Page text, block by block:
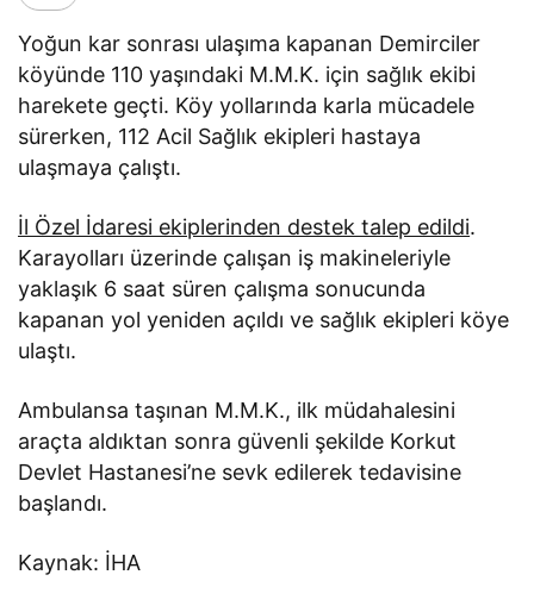
Yoğun kar sonrası ulaşıma kapanan Demirciler
köyünde 110 yaşındaki M.M.K. için sağlık ekibi
harekete geçti. Köy yollarında karla mücadele
sürerken, 112 Acil Sağlık ekipleri hastaya
ulaşmaya çalıştı.
İl Özel İdaresi ekiplerinden destek talep edildi.
Karayolları üzerinde çalışan iş makineleriyle
yaklaşık 6 saat süren çalışma sonucunda
kapanan yol yeniden açıldı ve sağlık ekipleri köye
ulaştı.
Ambulansa taşınan M.M.K., ilk müdahalesini
araçta aldıktan sonra güvenli şekilde Korkut
Devlet Hastanesi’ne sevk edilerek tedavisine
başlandı.
Kaynak: İHA